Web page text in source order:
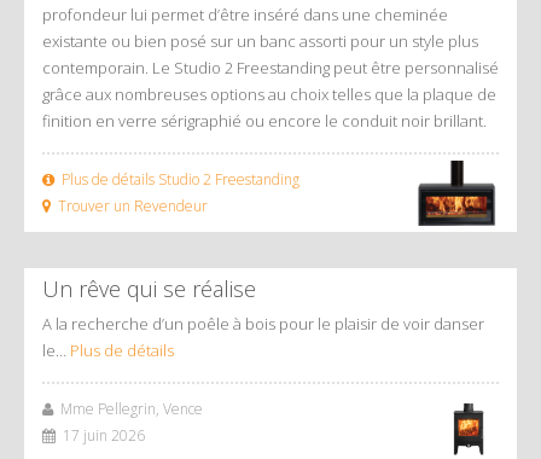
profondeur lui permet d’être inséré dans une cheminée
existante ou bien posé sur un banc assorti pour un style plus
contemporain. Le Studio 2 Freestanding peut être personnalisé
grâce aux nombreuses options au choix telles que la plaque de
finition en verre sérigraphié ou encore le conduit noir brillant.
Plus de détails Studio 2 Freestanding
Trouver un Revendeur
Un rêve qui se réalise
A la recherche d’un poêle à bois pour le plaisir de voir danser
le… Plus de détails
Mme Pellegrin, Vence
17 juin 2026